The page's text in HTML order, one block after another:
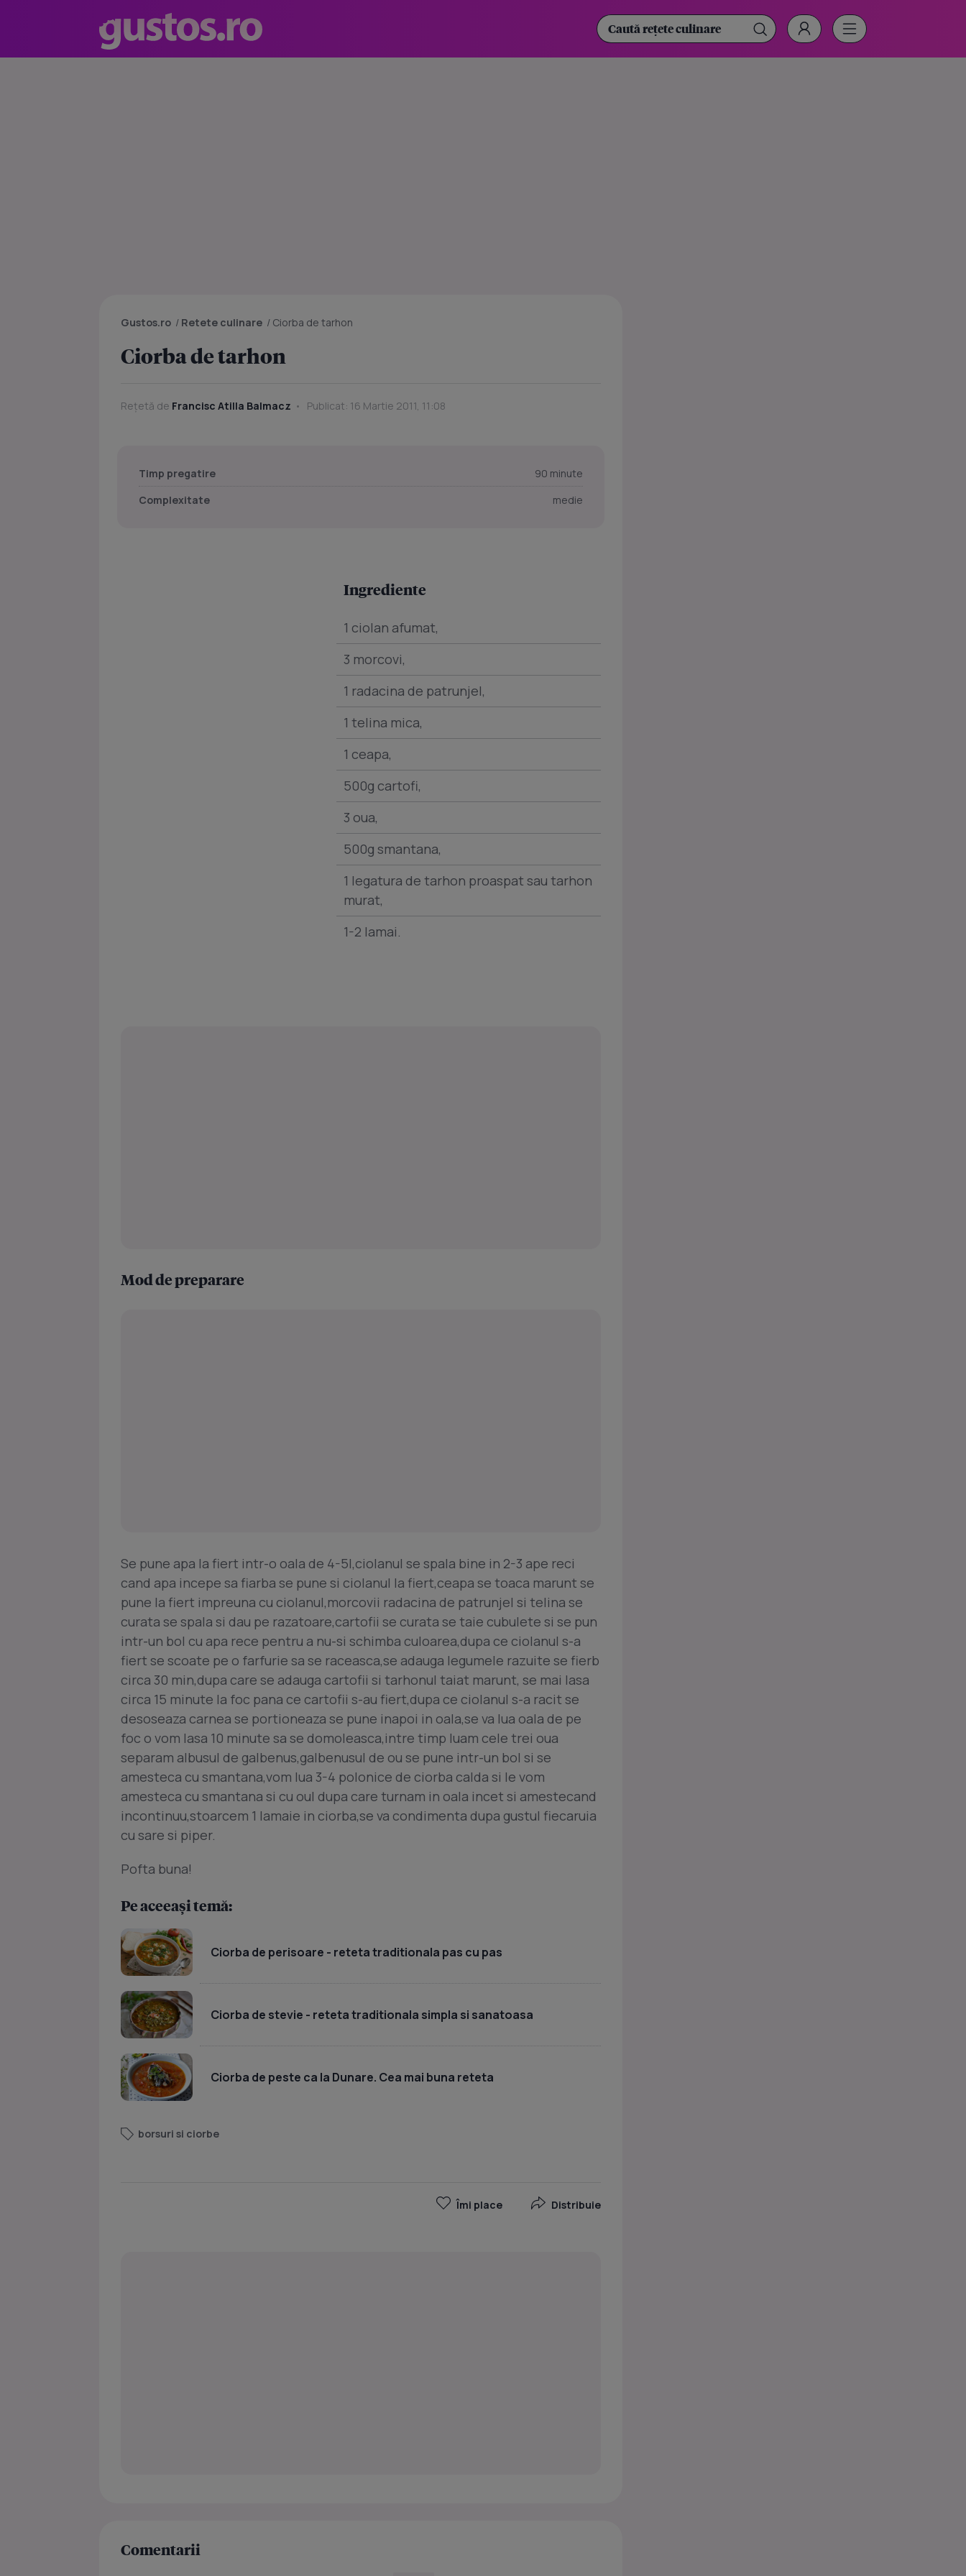
Gustos.ro / Retete culinare / Ciorba de tarhon
Ciorba de tarhon
Rețetă de Francisc Atilla Balmacz Publicat: 16 Martie 2011, 11:08
Timp pregatire
90 minute
Complexitate
medie
Ingrediente
1 ciolan afumat,
3 morcovi,
1 radacina de patrunjel,
1 telina mica,
1 ceapa,
500g cartofi,
3 oua,
500g smantana,
1 legatura de tarhon proaspat sau tarhon
murat,
1-2 lamai.
Mod de preparare
Se pune apa la fiert intr-o oala de 4-5l,ciolanul se spala bine in 2-3 ape reci
cand apa incepe sa fiarba se pune si ciolanul la fiert,ceapa se toaca marunt se
pune la fiert impreuna cu ciolanul,morcovii radacina de patrunjel si telina se
curata se spala si dau pe razatoare,cartofii se curata se taie cubulete si se pun
intr-un bol cu apa rece pentru a nu-si schimba culoarea,dupa ce ciolanul s-a
fiert se scoate pe o farfurie sa se raceasca,se adauga legumele razuite se fierb
circa 30 min,dupa care se adauga cartofii si tarhonul taiat marunt, se mai lasa
circa 15 minute la foc pana ce cartofii s-au fiert,dupa ce ciolanul s-a racit se
desoseaza carnea se portioneaza se pune inapoi in oala,se va lua oala de pe
foc o vom lasa 10 minute sa se domoleasca,intre timp luam cele trei oua
separam albusul de galbenus,galbenusul de ou se pune intr-un bol si se
amesteca cu smantana,vom lua 3-4 polonice de ciorba calda si le vom
amesteca cu smantana si cu oul dupa care turnam in oala incet si amestecand
incontinuu,stoarcem 1 lamaie in ciorba,se va condimenta dupa gustul fiecaruia
cu sare si piper.
Pofta buna!
Pe aceeași temă:
Ciorba de perisoare - reteta traditionala pas cu pas
Ciorba de stevie - reteta traditionala simpla si sanatoasa
Ciorba de peste ca la Dunare. Cea mai buna reteta
borsuri si ciorbe
Îmi place Distribuie
Comentarii